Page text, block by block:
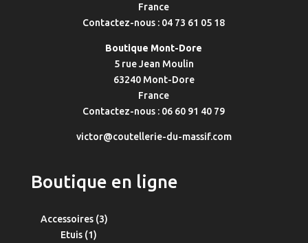
France
Contactez-nous : 04 73 61 05 18
Boutique Mont-Dore
5 rue Jean Moulin
63240 Mont-Dore
France
Contactez-nous : 06 60 91 40 79
victor@coutellerie-du-massif.com
Boutique en ligne
Accessoires 33
Etuis 11